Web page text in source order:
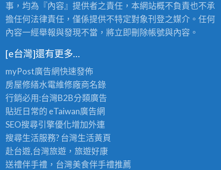
事，均為『內容』提供者之責任，本網站概不負責也不承
擔任何法律責任，僅係提供不特定對象刊登之媒介。任何
內容一經舉報與發現不當，將立即刪除帳號與內容。
[e台灣]還有更多…
myPost廣告網快速發佈
房屋修繕水電維修廠商名錄
行銷必用:台灣B2B分類廣告
貼近日常的 eTaiwan廣告網
SEO搜尋引擎優化增加外連
搜尋生活服務? 台灣生活黃頁
赴台遊,台灣旅遊，旅遊好康
送禮伴手禮，台灣美食伴手禮推薦